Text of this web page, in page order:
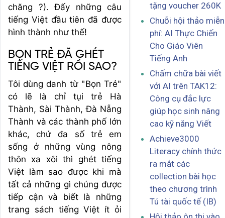
chăng ?). Đấy những câu
tiếng Việt đầu tiên đã được
hình thành như thế!
BỌN TRẺ ĐÃ GHÉT
TIẾNG VIỆT RỒI SAO?
Tôi dùng danh từ "Bọn Trẻ"
có lẽ là chỉ tụi trẻ Hà
Thành, Sài Thành, Đà Nẵng
Thành và các thành phố lớn
khác, chứ đa số trẻ em
sống ở những vùng nông
thôn xa xôi thì ghét tiếng
Việt làm sao được khi mà
tất cả những gì chúng được
tiếp cận và biết là những
trang sách tiếng Việt ít ỏi
tặng voucher 260K
Chuỗi hội thảo miễn
phí: AI Thực Chiến
Cho Giáo Viên
Tiếng Anh
Chấm chữa bài viết
với AI trên TAK12:
Công cụ đắc lực
giúp học sinh nâng
cao kỹ năng Viết
Achieve3000
Literacy chính thức
ra mắt các
collection bài học
theo chương trình
Tú tài quốc tế (IB)